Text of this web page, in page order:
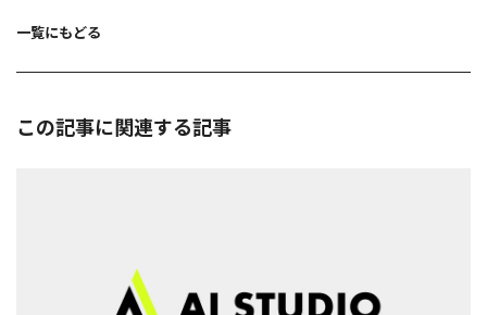
ョ
一覧にもどる
この記事に関連する記事